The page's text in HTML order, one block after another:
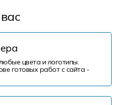
цвета и логотипы.
готовых работ с сайта -